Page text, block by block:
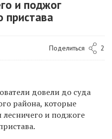
и поджог
пристава
Поделиться 2
довели до суда
района, которые
и поджоге